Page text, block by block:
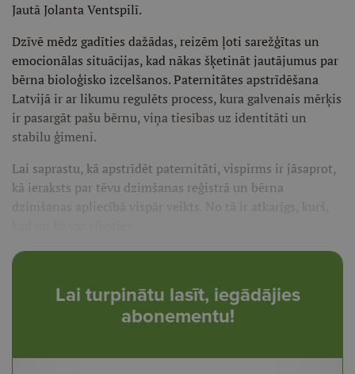
Jautā Jolanta Ventspilī.
Dzīvē mēdz gadīties dažādas, reizēm ļoti sarežģītas un
emocionālas situācijas, kad nākas šķetināt jautājumus par
bērna bioloģisko izcelšanos. Paternitātes apstrīdēšana
Latvijā ir ar likumu regulēts process, kura galvenais mērķis
ir pasargāt pašu bērnu, viņa tiesības uz identitāti un
stabilu ģimeni.
Lai saprastu, kā apstrīdēt paternitāti, vispirms ir jāsaprot,
kā ieraksts par tēvu dzimšanas reģistrā un bērna
dzimšanas apliecībā vispār veikts. No tā ir atkarīgs, kurš,
Lai turpinātu lasīt, iegādājies
abonementu!